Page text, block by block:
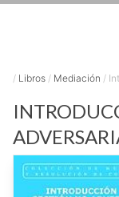
/ Libros / Mediación /